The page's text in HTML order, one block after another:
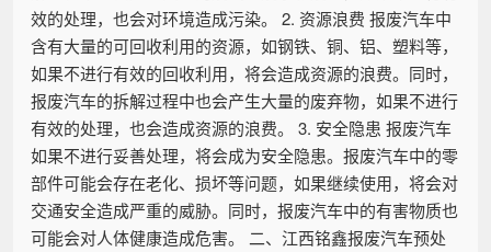
效的处理，也会对环境造成污染。 2. 资源浪费 报废汽车中
含有大量的可回收利用的资源，如钢铁、铜、铝、塑料等，
如果不进行有效的回收利用，将会造成资源的浪费。同时，
报废汽车的拆解过程中也会产生大量的废弃物，如果不进行
有效的处理，也会造成资源的浪费。 3. 安全隐患 报废汽车
如果不进行妥善处理，将会成为安全隐患。报废汽车中的零
部件可能会存在老化、损坏等问题，如果继续使用，将会对
交通安全造成严重的威胁。同时，报废汽车中的有害物质也
可能会对人体健康造成危害。 二、江西铭鑫报废汽车预处